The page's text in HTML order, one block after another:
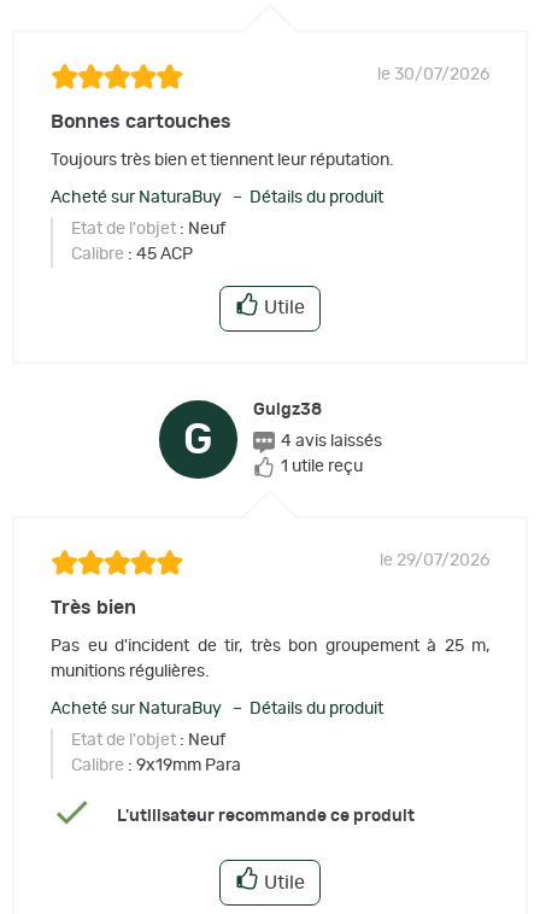
le 30/07/2026
Bonnes cartouches
Toujours très bien et tiennent leur réputation.
Acheté sur NaturaBuy – Détails du produit
Etat de l'objet : Neuf
Calibre : 45 ACP
Utile
G
Guigz38
4 avis laissés
1 utile reçu
le 29/07/2026
Très bien
Pas eu d'incident de tir, très bon groupement à 25 m,
munitions régulières.
Acheté sur NaturaBuy – Détails du produit
Etat de l'objet : Neuf
Calibre : 9x19mm Para
L'utilisateur recommande ce produit
Utile